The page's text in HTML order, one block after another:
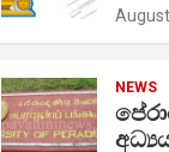
NEWS